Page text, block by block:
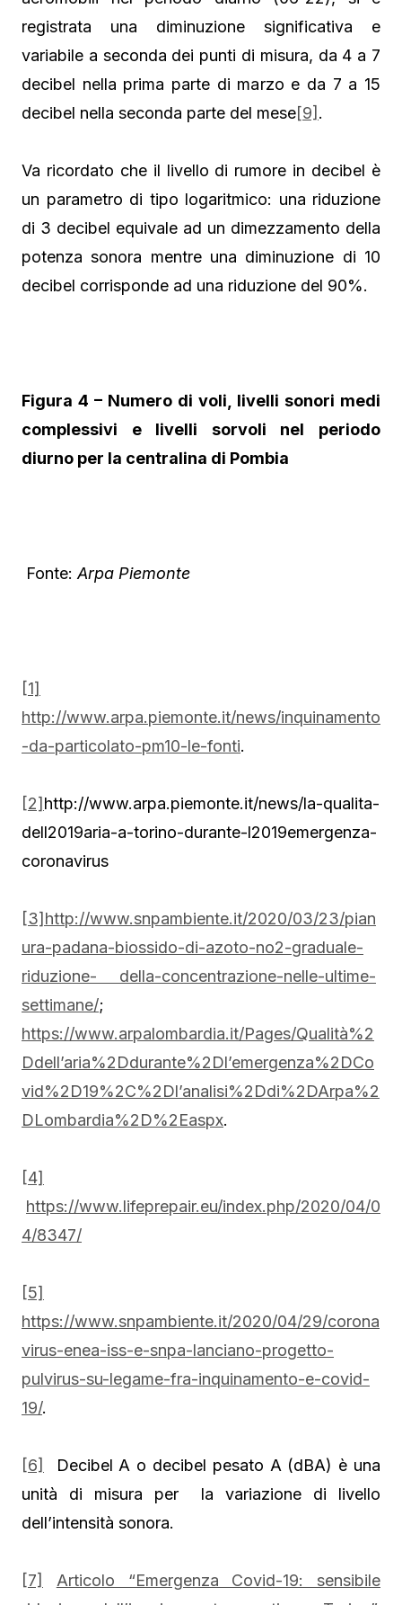
registrata una diminuzione significativa e
variabile a seconda dei punti di misura, da 4 a 7
decibel nella prima parte di marzo e da 7 a 15
decibel nella seconda parte del mese[9] .
Va ricordato che il livello di rumore in decibel è
un parametro di tipo logaritmico: una riduzione
di 3 decibel equivale ad un dimezzamento della
potenza sonora mentre una diminuzione di 10
decibel corrisponde ad una riduzione del 90%.
Figura 4 – Numero di voli, livelli sonori medi
complessivi e livelli sorvoli nel periodo
diurno per la centralina di Pombia
Fonte: Arpa Piemonte
[1]
http://www.arpa.piemonte.it/news/inquinamento
-da-particolato-pm10-le-fonti.
[2]http://www.arpa.piemonte.it/news/la-qualita-
dell2019aria-a-torino-durante-l2019emergenza-
coronavirus
[3]http://www.snpambiente.it/2020/03/23/pian
ura-padana-biossido-di-azoto-no2-graduale-
riduzione- della-concentrazione-nelle-ultime-
settimane/;
https://www.arpalombardia.it/Pages/Qualità%2
Ddell’aria%2Ddurante%2Dl’emergenza%2DCo
vid%2D19%2C%2Dl’analisi%2Ddi%2DArpa%2
DLombardia%2D%2Easpx.
[4]
https://www.lifeprepair.eu/index.php/2020/04/0
4/8347/
[5]
https://www.snpambiente.it/2020/04/29/corona
virus-enea-iss-e-snpa-lanciano-progetto-
pulvirus-su-legame-fra-inquinamento-e-covid-
19/.
[6]
Decibel A o decibel pesato A (dBA) è una
unità di misura per la variazione di livello
dell’intensità sonora.
[7]
Articolo “Emergenza Covid-19: sensibile